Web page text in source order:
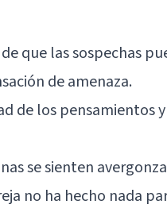
que las sospechas
de amenaza.
de los pensamientos
se sienten
no ha hecho nada